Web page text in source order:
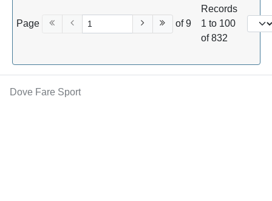
Page of 9
Records
1 to 100
of 832
Dove Fare Sport